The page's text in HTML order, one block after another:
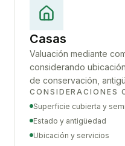
Casas
Valuación mediante
considerando
de conservación,
CONSIDERACIONES
Superficie cubierta y
Estado y antigüedad
Ubicación y servicios